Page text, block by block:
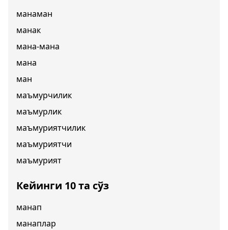
манаман
манак
мана-мана
мана
ман
маъмурчилик
маъмурлик
маъмуриятчилик
маъмуриятчи
маъмурият
Кейинги 10 та сўз
манап
манаплар